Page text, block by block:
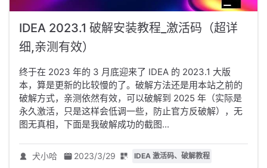
IDEA 2023.1 破解安装教程_激活码（超详
细,亲测有效）
终于在 2023 年的 3 月底迎来了 IDEA 的 2023.1 大版
本，算是更新的比较慢的了。破解方法还是用本站之前的
破解方式，亲测依然有效，可以破解到 2025 年（实际是
永久激活，只是这样会低调一些，防止官方反破解），无
图无真相，下面是我破解成功的截图...
犬小哈 2023/3/29 IDEA 激活码、破解教程